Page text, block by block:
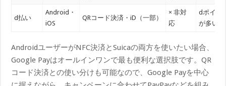
d払い
Android・
iOS
QRコード決済・iD（一部）
× 非対
応
dポイン
が多い
AndroidユーザーがNFC決済とSuicaの両方を使いたい場合、
Google Payはオールインワンで最も便利な選択肢です。QR
コード決済との使い分けも可能なので、Google Payを中心